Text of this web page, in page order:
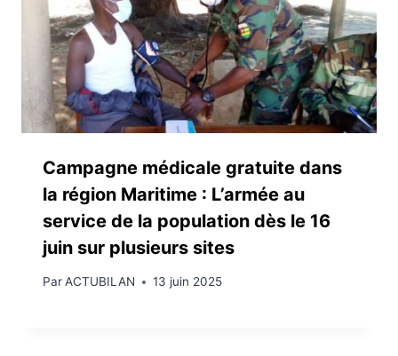
Campagne médicale gratuite dans
la région Maritime : L’armée au
service de la population dès le 16
juin sur plusieurs sites
ParACTUBILAN 13 juin 2025